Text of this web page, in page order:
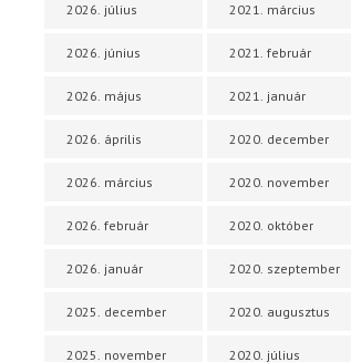
2026. július
2026. június
2026. május
2026. április
2026. március
2026. február
2026. január
2025. december
2025. november
2021. március
2021. február
2021. január
2020. december
2020. november
2020. október
2020. szeptember
2020. augusztus
2020. július